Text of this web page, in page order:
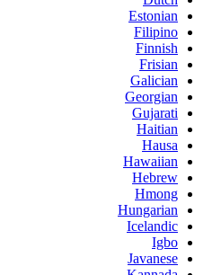
Estonian
Filipino
Finnish
Frisian
Galician
Georgian
Gujarati
Haitian
Hausa
Hawaiian
Hebrew
Hmong
Hungarian
Icelandic
Igbo
Javanese